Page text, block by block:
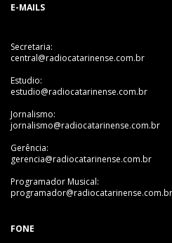
E-MAILS
Secretaria:
central@radiocatarinense.com.br
Estudio:
estudio@radiocatarinense.com.br
Jornalismo:
jornalismo@radiocatarinense.com.br
Gerência:
gerencia@radiocatarinense.com.br
Programador Musical:
programador@radiocatarinense.com.br
FONE